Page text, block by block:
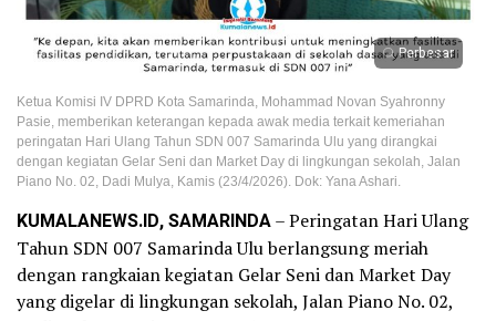
Perbesar
Ketua Komisi IV DPRD Kota Samarinda, Mohammad Novan Syahronny
Pasie, memberikan keterangan kepada awak media terkait kemeriahan
peringatan Hari Ulang Tahun SDN 007 Samarinda Ulu yang dirangkai
dengan kegiatan Gelar Seni dan Market Day di lingkungan sekolah, Jalan
Piano No. 02, Dadi Mulya, Kamis (23/4/2026). Dok: Yana Ashari.
KUMALANEWS.ID, SAMARINDA– Peringatan Hari Ulang
Tahun SDN 007 Samarinda Ulu berlangsung meriah
dengan rangkaian kegiatan Gelar Seni dan Market Day
yang digelar di lingkungan sekolah, Jalan Piano No. 02,